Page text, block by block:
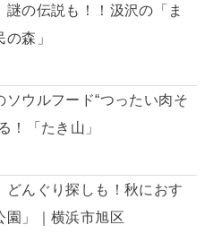
謎の伝説も！！汲沢の「ま
森」
ソウルフード“つったい肉そ
！「たき山」
どんぐり探しも！秋におす
園」｜横浜市旭区